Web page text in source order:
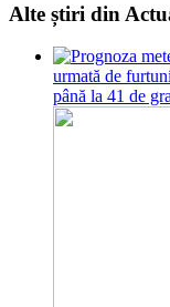
Alte știri din
urmată de
până la 41 de